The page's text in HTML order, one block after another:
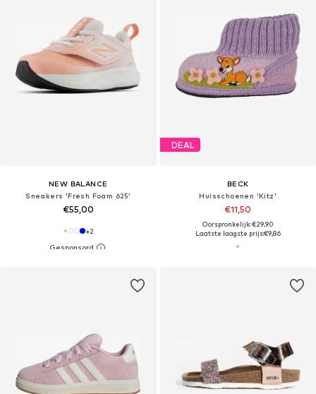
NEW BALANCE
Sneakers 'Fresh Foam 625'
€55,00
+2
DEAL
BECK
Huisschoenen 'Kitz'
€11,50
Oorspronkelijk: €29,90
Laatste laagste prijs:€9,86